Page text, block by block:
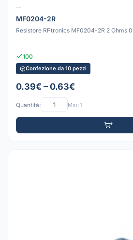
--
MF0204-2R
Resistore RPtronics MF0204-2R 2 Ohms
100
Confezione da 10 pezzi
0.39€ – 0.63€
Quantità: Min: 1